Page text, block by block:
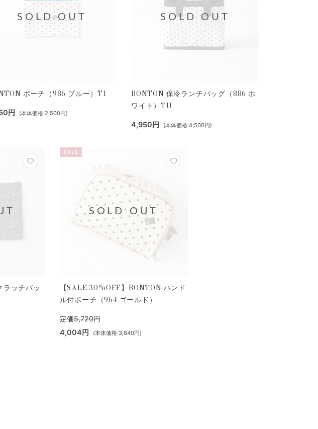
ポーチ（986 ブルー）T1
円 (本体価格:2,500円)
SOLD OUT
BONTON 保冷ランチバッグ（886 ホ
ワイト）TU
4,950円 (本体価格:4,500円)
SOLD OUT
ッチバッ
【SALE 30%OFF】BONTON ハンド
ル付ポーチ（964 ゴールド）
定価5,720円
4,004円
(本体価格:3,640円)
SOLD OUT